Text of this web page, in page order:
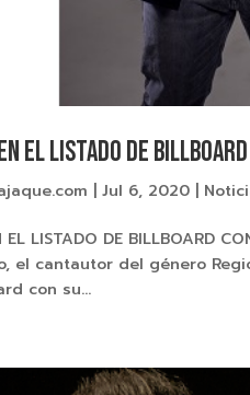
EL LISTADO DE
|Jul 6, 2020
LISTADO DE BILLBOARD
el cantautor del género
con su...